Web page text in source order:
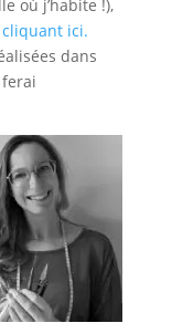
où j’habite !),
ici.
dans